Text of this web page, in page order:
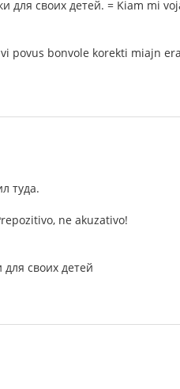
для своих детей. = Kiam mi
povus bonvole korekti miajn
туда.
ne akuzativo!
своих детей